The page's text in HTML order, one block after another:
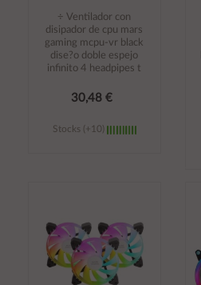
÷ Ventilador con
disipador de cpu mars
gaming mcpu-vr black
dise?o doble espejo
infinito 4 headpipes t
30,48 €
Stocks (+10)